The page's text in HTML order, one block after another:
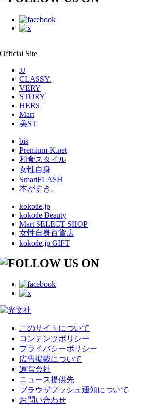
Official Site
JJ
CLASSY.
VERY
STORY
HERS
Mart
美ST
bis
Premium-K.net
和食スタイル
女性自身
SmartFLASH
本がすき。
kokode.jp
kokode Beauty
Mart SELECT SHOP
女性自身百貨店
kokode.jp GIFT
このサイトについて
コンテンツポリシー
プライバシーポリシー
広告掲載について
運営会社
ニュース提供先
ブラウザプッシュ通知について
お問い合わせ